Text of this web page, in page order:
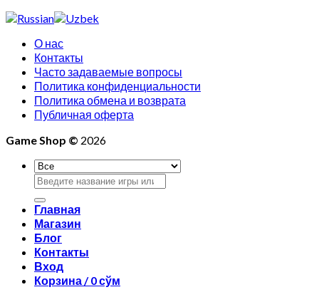
О нас
Контакты
Часто задаваемые вопросы
Политика конфиденциальности
Политика обмена и возврата
Публичная оферта
Game Shop © 2026
Искать:
Главная
Магазин
Блог
Контакты
Вход
Корзина /0сўм